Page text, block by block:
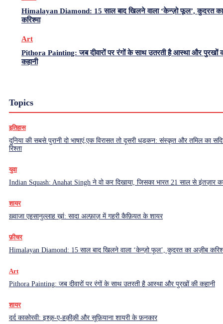
Himalayan Diamond: 15 साल बाद खिलने वाला ‘केन्ज़ो फूल’, कुदरत
करिश्मा
Art
Pithora Painting: जब दीवारों पर रंगों के साथ उतरती है आस्था और पुरखों
कहानी
Topics
इतिहास
दुनिया की सबसे पुरानी दो भाषाएं,एक विरासत तो दूसरी धड़कन: संस्कृत और तमिल का
रिश्ता
युवा
Indian Squash: Anahat Singh ने वो कर दिखाया, जिसका भारत 21 साल से इंतज़ार
शायर
ख़्वाजा एहसानुल्लाह ख़ां: सादा अल्फ़ाज़ में गहरी कैफ़ियत के शायर
फ़ीचर
Himalayan Diamond: 15 साल बाद खिलने वाला ‘केन्ज़ो फूल’, कुदरत का अज़ीब
Art
Pithora Painting: जब दीवारों पर रंगों के साथ उतरती है आस्था और पुरखों की कहानी
शायर
दर्द काकोरवी: इश्क़-ए-हक़ीक़ी और सूफ़ियाना शायरी के फ़नकार